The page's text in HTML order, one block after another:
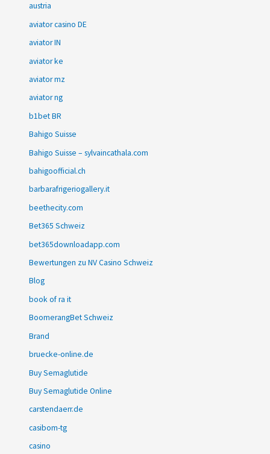
austria
aviator casino DE
aviator IN
aviator ke
aviator mz
aviator ng
b1bet BR
Bahigo Suisse
Bahigo Suisse – sylvaincathala.com
bahigoofficial.ch
barbarafrigeriogallery.it
beethecity.com
Bet365 Schweiz
bet365downloadapp.com
Bewertungen zu NV Casino Schweiz
Blog
book of ra it
BoomerangBet Schweiz
Brand
bruecke-online.de
Buy Semaglutide
Buy Semaglutide Online
carstendaerr.de
casibom-tg
casino